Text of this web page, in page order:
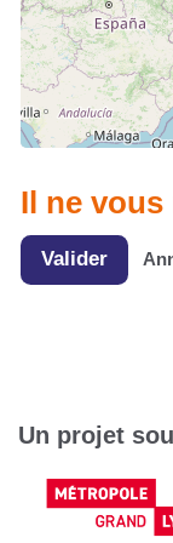
Il ne
Valider
Un projet